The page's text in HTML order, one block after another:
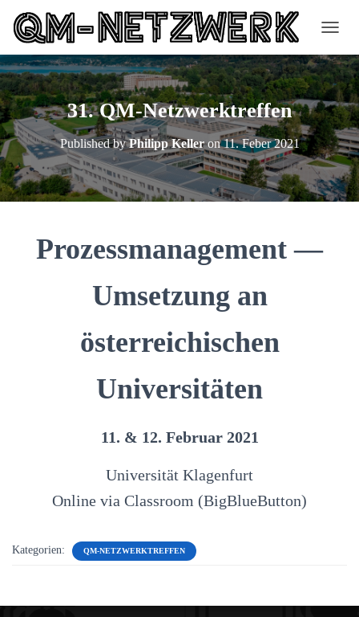
A
V
I
G
A
T
I
O
N
U
31. QM-Netzwerktreffen
Published byPhilipp Kelleron11. Feber 2021
Prozessmanagement —
Umsetzung an
österreichischen
Universitäten
11. & 12. Februar 2021
Universität Klagenfurt
Online via Classroom (BigBlueButton)
Kategorien: QM-NETZWERKTREFFEN